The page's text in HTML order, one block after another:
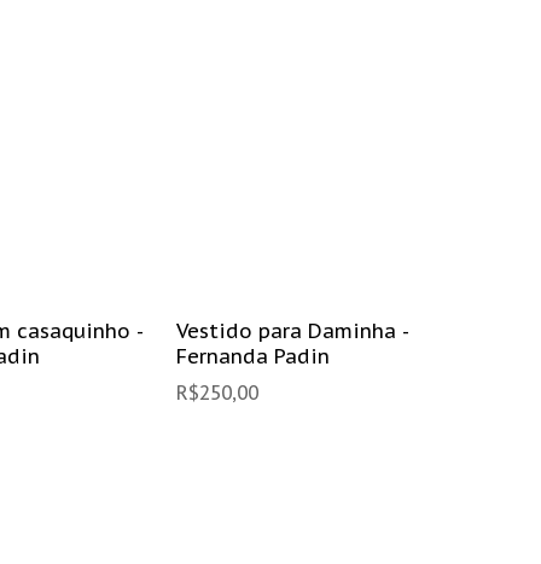
casaquinho -
Vestido para Daminha -
Fernanda Padin
R$250,00